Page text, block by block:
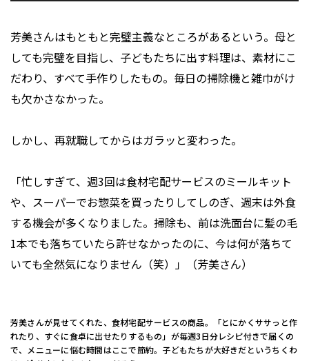
芳美さんはもともと完璧主義なところがあるという。母と
しても完璧を目指し、子どもたちに出す料理は、素材にこ
だわり、すべて手作りしたもの。毎日の掃除機と雑巾がけ
も欠かさなかった。
しかし、再就職してからはガラッと変わった。
「忙しすぎて、週3回は食材宅配サービスのミールキット
や、スーパーでお惣菜を買ったりしてしのぎ、週末は外食
する機会が多くなりました。掃除も、前は洗面台に髪の毛
1本でも落ちていたら許せなかったのに、今は何が落ちて
いても全然気になりません（笑）」（芳美さん）
芳美さんが見せてくれた、食材宅配サービスの商品。「とにかくササっと作
れたり、すぐに食卓に出せたりするもの」が毎週3日分レシピ付きで届くの
で、メニューに悩む時間はここで節約。子どもたちが大好きだというちくわ